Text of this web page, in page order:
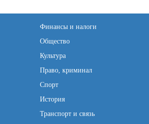
Финансы и налоги
Общество
Культура
Право, криминал
Спорт
История
Транспорт и связь